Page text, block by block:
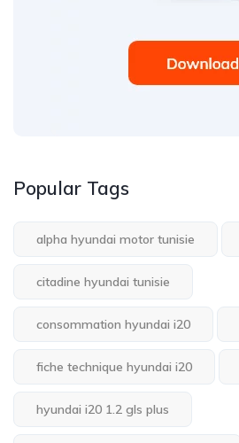
Popular Tags
alpha hyundai motor tunisie
citadine hyundai tunisie
consommation hyundai i20
fiche technique hyundai i20
hyundai i20 1.2 gls plus